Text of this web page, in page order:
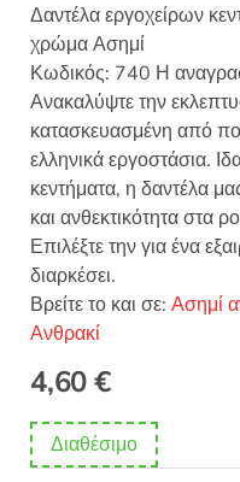
Δαντέλα εργοχείρων
χρώμα Ασημί
Κωδικός: 740 Η
Ανακαλύψτε την
κατασκευασμένη από
ελληνικά εργοστάσια.
κεντήματα, η δαντέλα
και ανθεκτικότητα στα
Επιλέξτε την για ένα
διαρκέσει.
Βρείτε το και σε: Ασημί
Ανθρακί
4,60€
Διαθέσιμο